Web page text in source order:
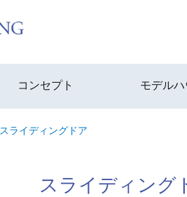
コンセプト モデルハ
スライディングドア
スライディング